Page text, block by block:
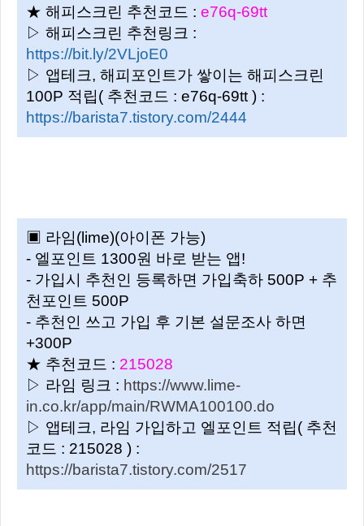
★ 해피스크린 추천코드 : e76q-69tt
▷ 해피스크린 추천링크 :
https://bit.ly/2VLjoE0
▷ 앱테크, 해피포인트가 쌓이는 해피스크린
100P 적립( 추천코드 : e76q-69tt ) :
https://barista7.tistory.com/2444
▣ 라임(lime)(아이폰 가능)
- 엘포인트 1300원 바로 받는 앱!
- 가입시 추천인 등록하면 가입축하 500P + 추
천포인트 500P
- 추천인 쓰고 가입 후 기본 설문조사 하면
+300P
★ 추천코드 : 215028
▷ 라임 링크 : https://www.lime-
in.co.kr/app/main/RWMA100100.do
▷ 앱테크, 라임 가입하고 엘포인트 적립( 추천
코드 : 215028 ) :
https://barista7.tistory.com/2517